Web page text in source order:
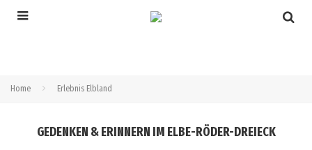
Home Erlebnis Elbland
GEDENKEN & ERINNERN IM ELBE-RÖDER-DREIECK